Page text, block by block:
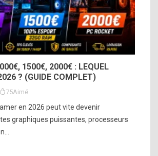
1500€, 2000€ : LEQUEL
? (GUIDE COMPLET)
75Aimé
en 2026 peut vite devenir
graphiques puissantes, processeurs